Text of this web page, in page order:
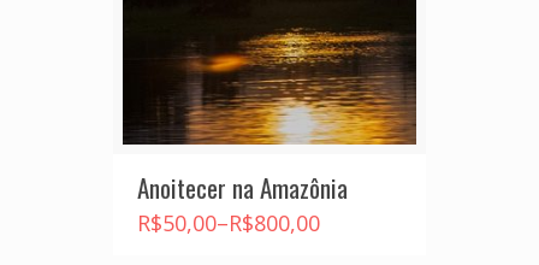
Anoitecer na Amazônia
R$50,00–R$800,00